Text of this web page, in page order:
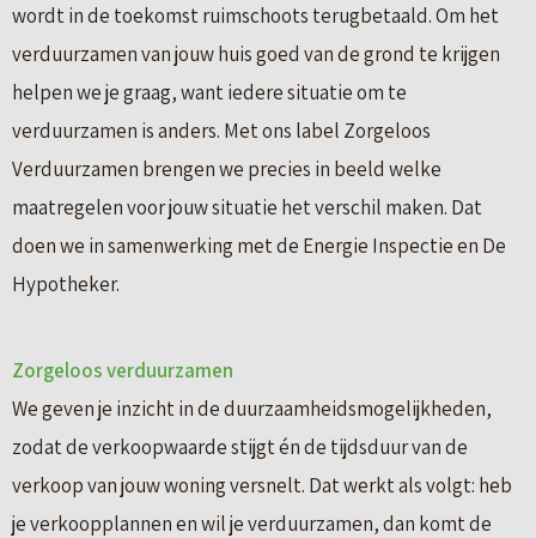
wordt in de toekomst ruimschoots terugbetaald. Om het
verduurzamen van jouw huis goed van de grond te krijgen
helpen we je graag, want iedere situatie om te
verduurzamen is anders. Met ons label Zorgeloos
Verduurzamen brengen we precies in beeld welke
maatregelen voor jouw situatie het verschil maken. Dat
doen we in samenwerking met de Energie Inspectie en De
Hypotheker.
Zorgeloos verduurzamen
We geven je inzicht in de duurzaamheidsmogelijkheden,
zodat de verkoopwaarde stijgt én de tijdsduur van de
verkoop van jouw woning versnelt. Dat werkt als volgt: heb
je verkoopplannen en wil je verduurzamen, dan komt de